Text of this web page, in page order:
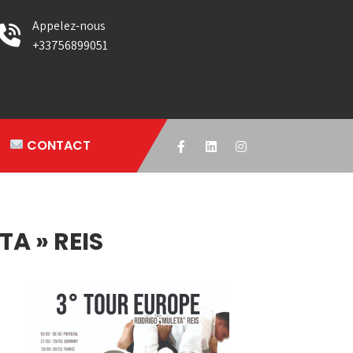
Appelez-nous
+33756899051
CONTACT
» REIS